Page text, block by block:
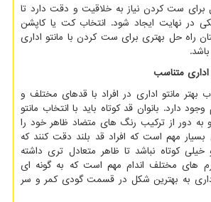
ست کردن نیاز به خلاقیت و دقت دارد تا
در نهایت ایجاد شود. انتخاب کت یا کاپشن
راه حل بهتری برای ست کردن با مانتو اداری
اداری متناسب
بهتر مانتو اداری در افراد با قدهای مختلف و
دارد. بانوان قد کوتاه باید با انتخاب مانتو
به دور از ترکیب رنگ های متضاد ظاهر خود را
مهم است که افراد قد بلند دقت کنند که
خیلی کوتاه نباشد تا ظاهر متعادل تری داشته
های مختلف اندام مهم است که به گونه ای
به بهترین شکل در قسمت گودی کمر و سر